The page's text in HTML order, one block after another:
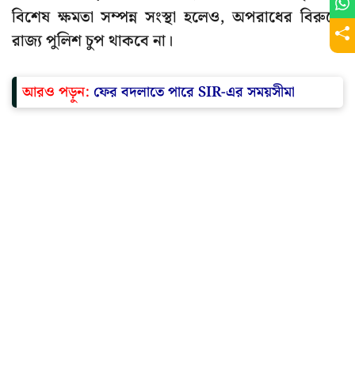
বিশেষ ক্ষমতা সম্পন্ন সংস্থা হলেও, অপরাধের বিরুদ্ধে
রাজ্য পুলিশ চুপ থাকবে না।
আরও পড়ুন: ফের বদলাতে পারে SIR-এর সময়সীমা